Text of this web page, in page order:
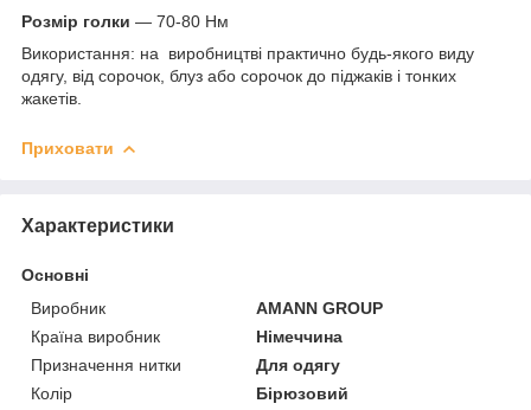
Розмір голки — 70-80 Нм
Використання: на виробництві практично будь-якого виду
одягу, від сорочок, блуз або сорочок до піджаків і тонких
жакетів.
Приховати
Характеристики
Основні
Виробник
AMANN GROUP
Країна виробник
Німеччина
Призначення нитки
Для одягу
Колір
Бірюзовий